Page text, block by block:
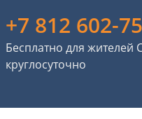
+7 812 602-
Бесплатно для
круглосуточно